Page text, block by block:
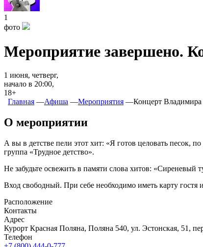
1
фото
Мероприятие завершено.
1 июня, четверг,
начало в 20:00,
18+
Главная ―Афиша ―Мероприятия ―Концерт
О мероприятии
А вы в детстве пели этот хит: «Я готов целовать песок,
группа «Трудное детство».
Не забудьте освежить в памяти слова хитов:
Вход свободный. При себе необходимо иметь карту
Расположение
Контакты
Адрес
Курорт Красная Поляна, Поляна 540, ул. Эстонская, 51,
Телефон